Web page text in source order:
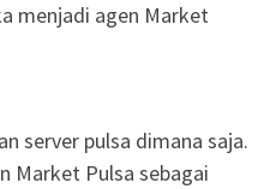
menjadi agen Market
server pulsa dimana saja.
Market Pulsa sebagai